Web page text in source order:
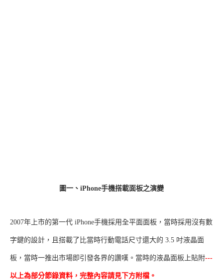
圖一、iPhone手機搭載面板之演變
2007年上市的第一代 iPhone手機採用全平面面板，當時採用沒有數
字鍵的設計，且搭載了比當時行動電話尺寸還大的 3.5 吋液晶面
板，當時一推出市場即引發各界的讚嘆。當時的液晶面板上貼附---
以上為部分節錄資料，完整內容請見下方附檔。